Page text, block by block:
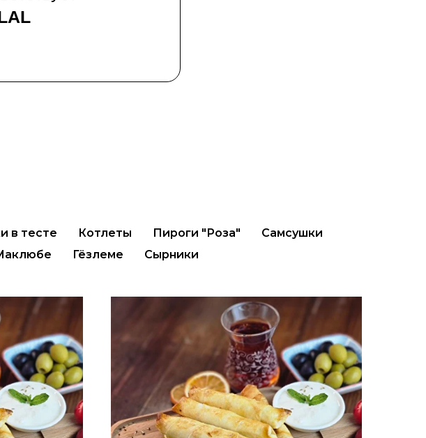
в тесте Котлеты Пироги "Роза"
Самсушки
Гёзлеме Сырники